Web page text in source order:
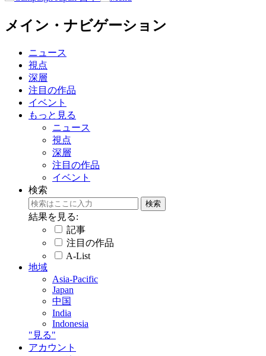
メイン・ナビゲーション
ニュース
視点
深層
注目の作品
イベント
もっと見る
ニュース
視点
深層
注目の作品
イベント
検索
結果を見る:
記事
注目の作品
A-List
地域
Asia-Pacific
Japan
中国
India
Indonesia
"見る"
アカウント